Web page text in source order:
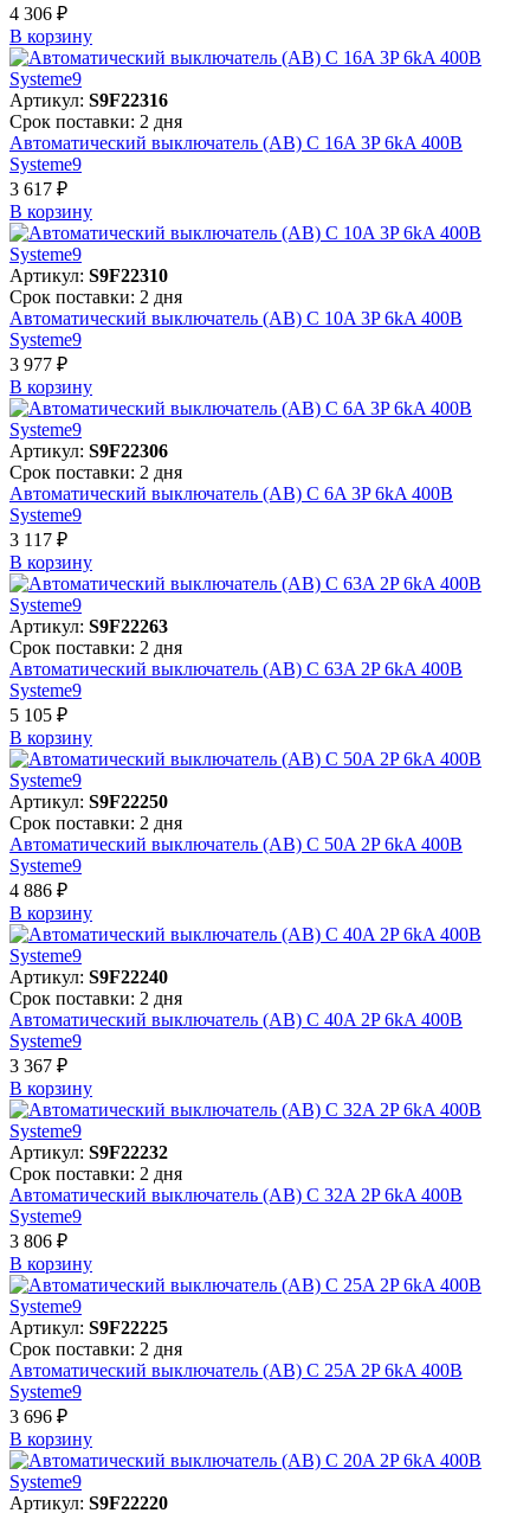
4 306 ₽
В корзинy
Артикул: S9F22316
Срок поставки: 2 дня
Автоматический выключатель (АВ) C 16A 3P 6kA 400В
Systeme9
3 617 ₽
В корзинy
Артикул: S9F22310
Срок поставки: 2 дня
Автоматический выключатель (АВ) C 10A 3P 6kA 400В
Systeme9
3 977 ₽
В корзинy
Артикул: S9F22306
Срок поставки: 2 дня
Автоматический выключатель (АВ) C 6A 3P 6kA 400В
Systeme9
3 117 ₽
В корзинy
Артикул: S9F22263
Срок поставки: 2 дня
Автоматический выключатель (АВ) C 63A 2P 6kA 400В
Systeme9
5 105 ₽
В корзинy
Артикул: S9F22250
Срок поставки: 2 дня
Автоматический выключатель (АВ) C 50A 2P 6kA 400В
Systeme9
4 886 ₽
В корзинy
Артикул: S9F22240
Срок поставки: 2 дня
Автоматический выключатель (АВ) C 40A 2P 6kA 400В
Systeme9
3 367 ₽
В корзинy
Артикул: S9F22232
Срок поставки: 2 дня
Автоматический выключатель (АВ) C 32A 2P 6kA 400В
Systeme9
3 806 ₽
В корзинy
Артикул: S9F22225
Срок поставки: 2 дня
Автоматический выключатель (АВ) C 25A 2P 6kA 400В
Systeme9
3 696 ₽
В корзинy
Артикул: S9F22220